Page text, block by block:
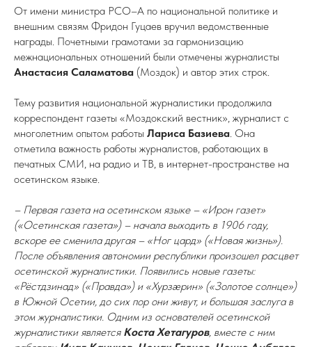
От имени министра РСО–А по национальной политике и
внешним связям Фридон Гуцаев вручил ведомственные
награды. Почетными грамотами за гармонизацию
межнациональных отношений были отмечены журналисты
Анастасия Саламатова (Моздок) и автор этих строк.
Тему развития национальной журналистики продолжила
корреспондент газеты «Моздокский вестник», журналист с
многолетним опытом работы Лариса Базиева. Она
отметила важность работы журналистов, работающих в
печатных СМИ, на радио и ТВ, в интернет-пространстве на
осетинском языке.
– Первая газета на осетинском языке – «Ирон газет»
(«Осетинская газета») – начала выходить в 1906 году,
вскоре ее сменила другая – «Ног цард» («Новая жизнь»).
После объявления автономии республики произошел расцвет
осетинской журналистики. Появились новые газеты:
«Рёстдзинад» («Правда») и «Хурзæрин» («Золотое солнце»)
в Южной Осетии, до сих пор они живут, и большая заслуга в
этом журналистики. Одним из основателей осетинской
журналистики является Коста Хетагуров, вместе с ним